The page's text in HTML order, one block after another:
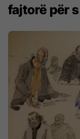
fajtorë për